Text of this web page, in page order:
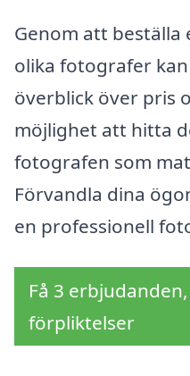
Genom att
olika fotografer
överblick över pris
möjlighet att hitta
fotografen som
Förvandla dina
en professionell
Få 3
förpliktelser